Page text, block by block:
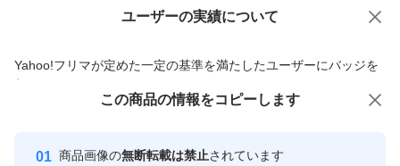
ユーザーの実績について
Yahoo!フリマが定めた一定の基準を満たしたユーザーにバッジを
付与しています
安心取引出品者
心・安全なユーザーです
価格の相談 商品への質問
この商品の情報をコピーします
商品画像の無断転載は禁止されています
この商品をみている人にオススメ